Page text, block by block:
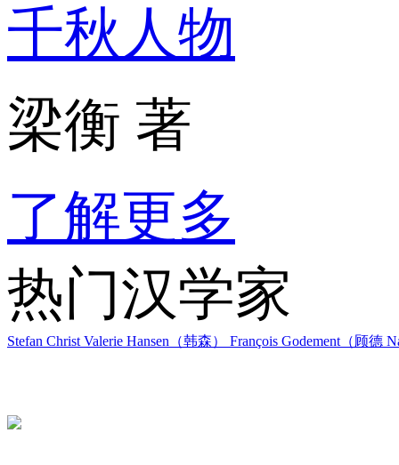
千秋人物
梁衡 著
了解更多
热门汉学家
Stefan Christ Valerie Hansen（韩森） François Godement（顾德